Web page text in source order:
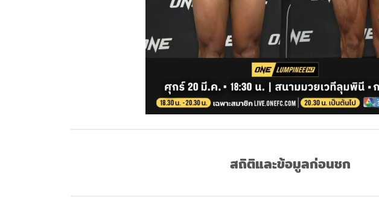
สถิติและข้อมูลก่อนชก